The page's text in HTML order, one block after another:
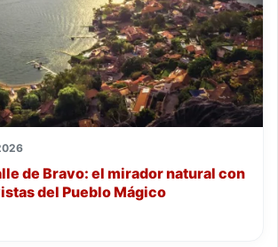
de Bravo: el mirador natural con
del Pueblo Mágico